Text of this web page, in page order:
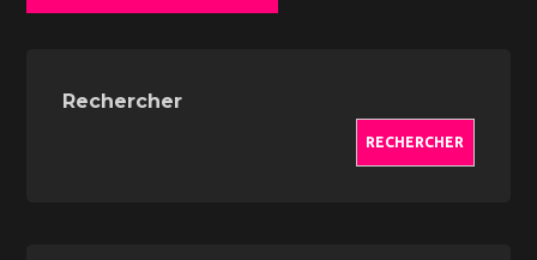
Rechercher
RECHERCHER